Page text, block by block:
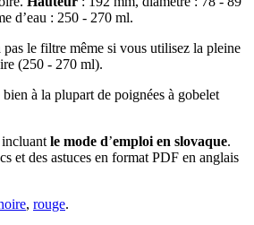
d’eau : 250 - 270 ml.
le filtre même si vous utilisez la pleine
(250 - 270 ml).
à la plupart de poignées à gobelet
le mode d’emploi en slovaque.
et des astuces en format PDF en anglais
, rouge.